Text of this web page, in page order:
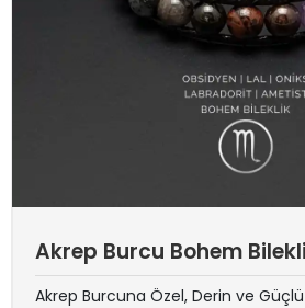
Akrep Burcu Bohem
Akrep Burcuna Özel, Derin ve Güçlü